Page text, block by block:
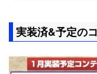
実装済&予定の